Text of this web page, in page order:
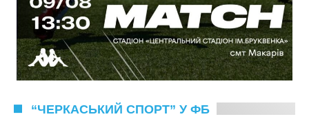
“ЧЕРКАСЬКИЙ СПОРТ” У ФБ